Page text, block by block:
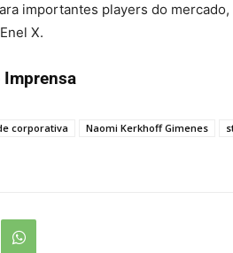
importantes players do mercado,
X.
corporativa Naomi Kerkhoff Gimenes